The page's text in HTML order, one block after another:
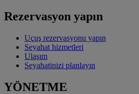
Rezervasyon yapın
Uçuş rezervasyonu yapın
Seyahat hizmetleri
Ulaşım
Seyahatinizi planlayın
YÖNETME